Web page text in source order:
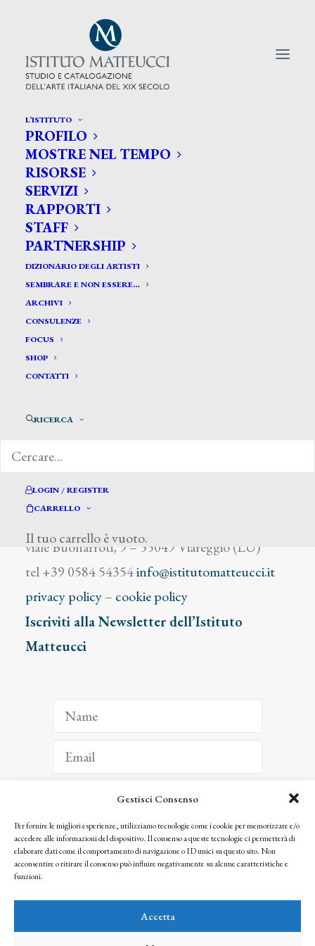
Gestisci Consenso
Per fornire le migliori esperienze, utilizziamo tecnologie come i cookie per memorizzare e/o
accedere alle informazioni del dispositivo. Il consenso a queste tecnologie ci permetterà di
elaborare dati come il comportamento di navigazione o ID unici su questo sito. Non
acconsentire o ritirare il consenso può influire negativamente su alcune caratteristiche e
funzioni.
Accetta
L’ISTITUTO
PROFILO
MOSTRE NEL TEMPO
RISORSE
SERVIZI
RAPPORTI
STAFF
PARTNERSHIP
DIZIONARIO DEGLI ARTISTI
SEMBRARE E NON ESSERE…
ARCHIVI
CONSULENZE
FOCUS
SHOP
CONTATTI
RICERCA
LOGIN / REGISTER
CARRELLO
Il tuo carrello è vuoto.
CERCA TRA GLI ARTISTI:
Search
for:
Martini Franchi Gino
viale Buonarroti, 9 – 55049 Viareggio (LU)
tel +39 0584 54354info@istitutomatteucci.it
privacy policy– cookie policy
Iscriviti alla Newsletter dell’Istituto
Matteucci
ISCRIVITI
Facendo clic per iscriverti, riconosci che le tue informazioni saranno trattate
seguendo la nostra Privacy Policy
© 2025 Istituto Matteucci. All right reserved
l’autorizzazione scritta dei proprietari dei diritti e dell’Istituto Matteucci